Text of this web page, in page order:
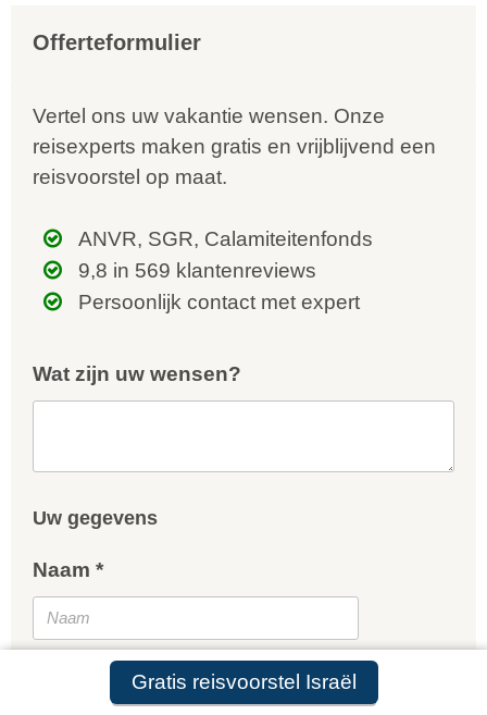
Gratis reisvoorstel Israël
Offerteformulier
Vertel ons uw vakantie wensen. Onze
reisexperts maken gratis en vrijblijvend een
reisvoorstel op maat.
ANVR, SGR, Calamiteitenfonds
9,8 in 569 klantenreviews
Persoonlijk contact met expert
Wat zijn uw wensen?
Uw gegevens
Naam *
E-mailadres *